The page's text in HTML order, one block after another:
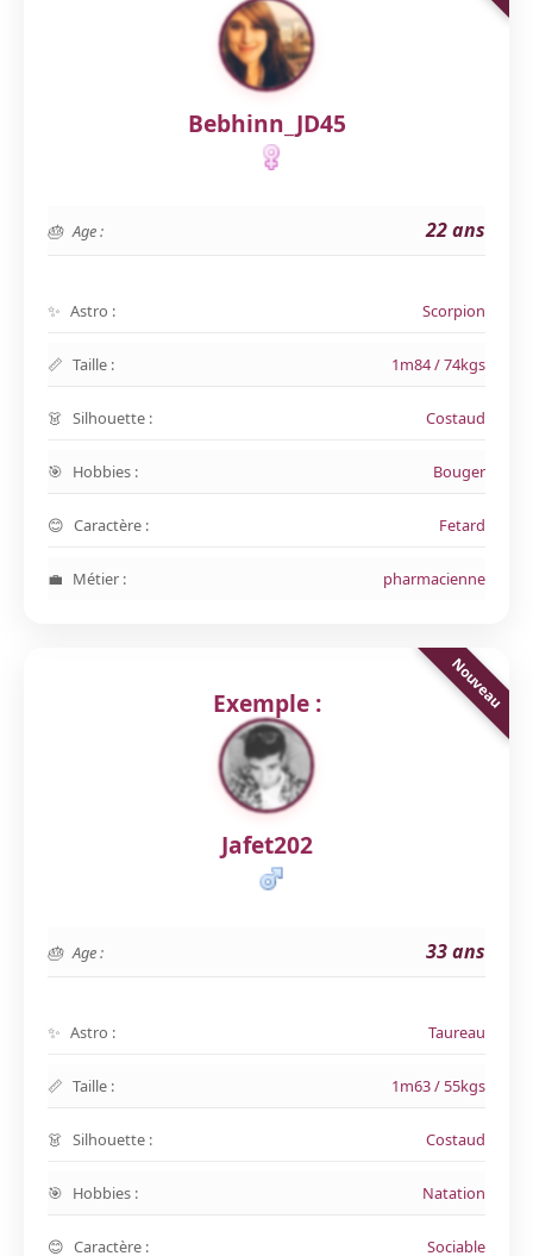
Bebhinn_JD45
Age : 22 ans
Astro : Scorpion
Taille : 1m84 / 74kgs
Silhouette : Costaud
Hobbies : Bouger
Caractère : Fetard
Métier : pharmacienne
Exemple :
Jafet202
Age : 33 ans
Astro : Taureau
Taille : 1m63 / 55kgs
Silhouette : Costaud
Hobbies : Natation
Caractère : Sociable